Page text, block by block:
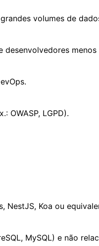
volumes de
menos
OWASP, LGPD).
, NestJS, Koa ou
MySQL) e não